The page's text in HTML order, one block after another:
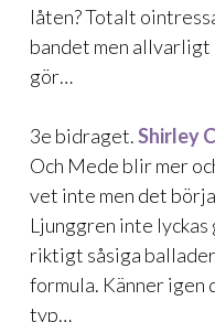
låten? Totalt
bandet men allvarligt
gör…
3e bidraget.Shirley
Och Mede blir mer
vet inte men det
Ljunggren inte lyckas
riktigt såsiga
formula. Känner
typ…